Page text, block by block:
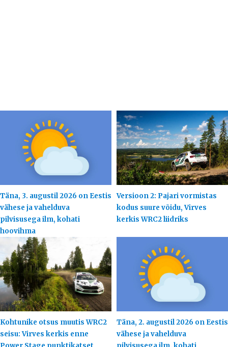
Täna, 3. augustil 2026 on Eestis
vähese ja vahelduva
pilvisusega ilm, kohati
hoovihma
Versioon 2: Pajari vormistas
kodus suure võidu, Virves
kerkis WRC2 liidriks
Kohtunike otsus muutis WRC2
seisu: Virves kerkis enne
Täna, 2. augustil 2026 on Eestis
vähese ja vahelduva